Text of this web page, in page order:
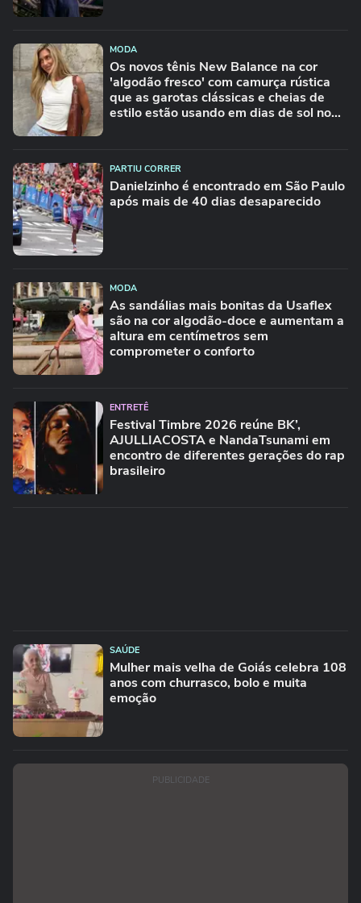
MODA
Os novos tênis New Balance na cor
'algodão fresco' com camurça rústica
que as garotas clássicas e cheias de
estilo estão usando em dias de sol no
PARTIU CORRER
Danielzinho é encontrado em São Paulo
após mais de 40 dias desaparecido
MODA
As sandálias mais bonitas da Usaflex
são na cor algodão-doce e aumentam a
altura em centímetros sem
comprometer o conforto
ENTRETÊ
Festival Timbre 2026 reúne BK’,
AJULLIACOSTA e NandaTsunami em
encontro de diferentes gerações do rap
brasileiro
SAÚDE
Mulher mais velha de Goiás celebra 108
anos com churrasco, bolo e muita
emoção
PUBLICIDADE